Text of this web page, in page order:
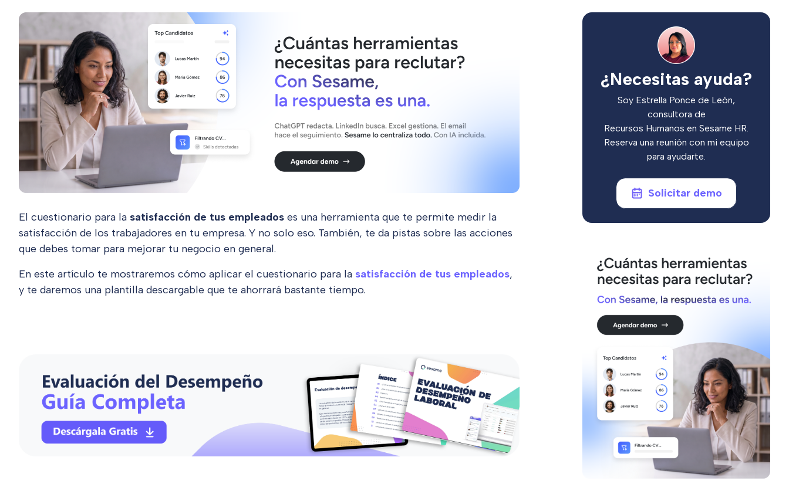
El cuestionario para la satisfacción de tus empleados es una herramienta que te permite medir la
satisfacción de los trabajadores en tu empresa. Y no solo eso. También, te da pistas sobre las acciones
que debes tomar para mejorar tu negocio en general.
En este artículo te mostraremos cómo aplicar el cuestionario para la satisfacción de tus empleados,
y te daremos una plantilla descargable que te ahorrará bastante tiempo.
¿Necesitas ayuda?
Soy Estrella Ponce de León,
consultora de
Recursos Humanos en Sesame HR.
Reserva una reunión con mi equipo
para ayudarte.
Solicitar demo